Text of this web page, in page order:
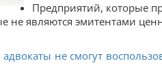
Предприятий, которые
не являются эмитентами
адвокаты не смогут